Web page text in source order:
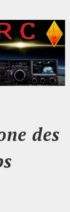
des